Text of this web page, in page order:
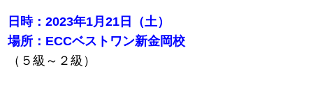
日時：2023年1月21日（土）
場所： ECCベストワン新金岡校
（５級～２級）